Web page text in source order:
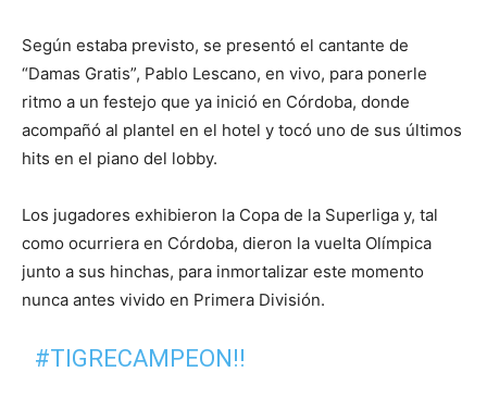
Según estaba previsto, se presentó el cantante de
“Damas Gratis”, Pablo Lescano, en vivo, para ponerle
ritmo a un festejo que ya inició en Córdoba, donde
acompañó al plantel en el hotel y tocó uno de sus últimos
hits en el piano del lobby.
Los jugadores exhibieron la Copa de la Superliga y, tal
como ocurriera en Córdoba, dieron la vuelta Olímpica
junto a sus hinchas, para inmortalizar este momento
nunca antes vivido en Primera División.
#TIGRECAMPEON!!